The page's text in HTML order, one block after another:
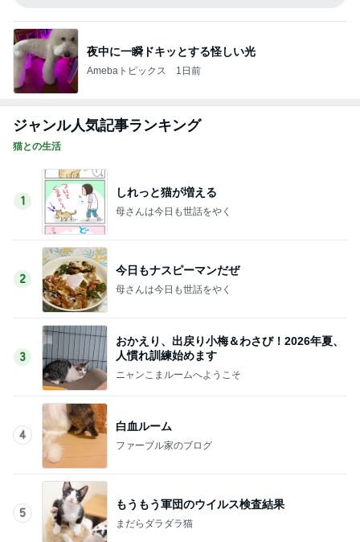
夜中に一瞬ドキッとする怪しい光
Amebaトピックス 1日前
ジャンル人気記事ランキング
猫との生活
1
しれっと猫が増える
母さんは今日も世話をやく
2
今日もナスピーマンだぜ
母さんは今日も世話をやく
3
おかえり、出戻り小梅＆わさび！2026年夏、
人慣れ訓練始めます
ニャンこまルームへようこそ
4
白血ルーム
ファーブル家のブログ
5
もうもう軍団のウイルス検査結果
まだらダラダラ猫